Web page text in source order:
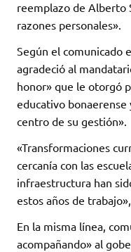
reemplazo de Alberto
razones personales».
Según el comunicado
agradeció al
honor» que le otorgó
educativo bonaerense
centro de su gestión».
«Transformaciones
cercanía con las
infraestructura han
estos años de
En la misma línea,
acompañando» al